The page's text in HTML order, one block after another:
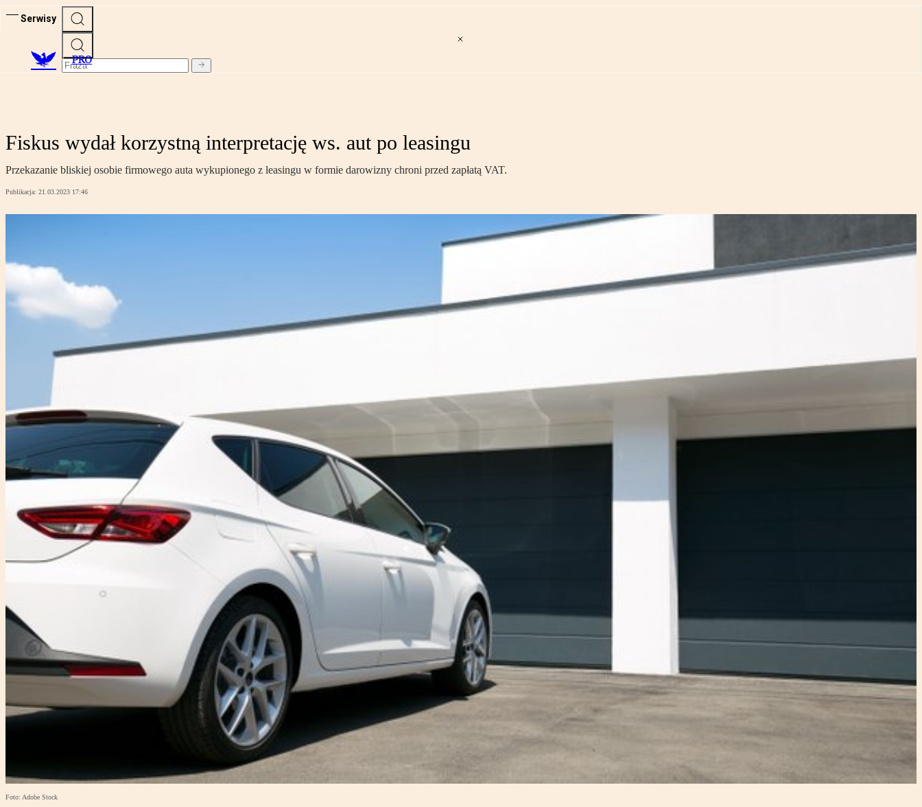
Serwisy
PRO
Fiskus wydał korzystną interpretację ws. aut po leasingu
Przekazanie bliskiej osobie firmowego auta wykupionego z leasingu w formie darowizny chroni przed zapłatą VAT.
Publikacja: 21.03.2023 17:46
Foto: Adobe Stock